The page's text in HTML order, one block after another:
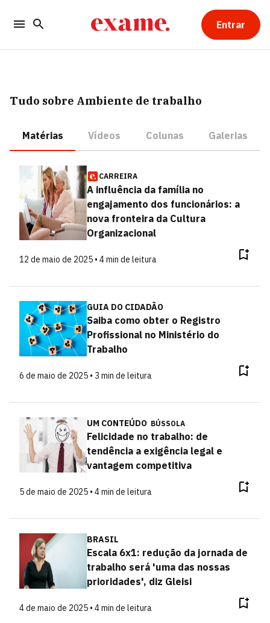
Entrar
Tudo sobre Ambiente de trabalho
Matérias Vídeos Colunas Galerias
CARREIRA
A influência da família no
engajamento dos funcionários: a
nova fronteira da Cultura
Organizacional
12 de maio de 2025 • 4 min de leitura
GUIA DO CIDADÃO
Saiba como obter o Registro
Profissional no Ministério do
Trabalho
6 de maio de 2025 • 3 min de leitura
UM CONTEÚDO BÚSSOLA
Felicidade no trabalho: de
tendência a exigência legal e
vantagem competitiva
5 de maio de 2025 • 4 min de leitura
BRASIL
Escala 6x1: redução da jornada de
trabalho será 'uma das nossas
prioridades', diz Gleisi
4 de maio de 2025 • 4 min de leitura